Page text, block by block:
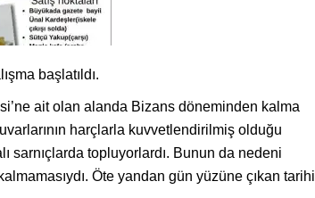
başlatıldı.
ait olan alanda Bizans döneminden kalma
harçlarla kuvvetlendirilmiş olduğu
sarnıçlarda topluyorlardı. Bunun da nedeni
Öte yandan gün yüzüne çıkan tarihi